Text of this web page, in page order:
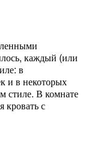
каждый (или
в
и в некоторых
стиле. В комнате
кровать с